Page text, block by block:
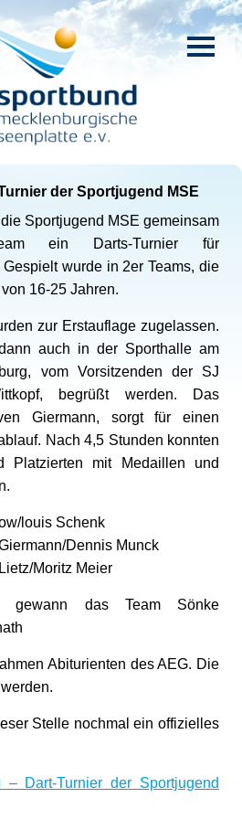
der Sportjugend MSE
Sportjugend MSE gemeinsam
ein Darts-Turnier für
wurde in 2er Teams, die
16-25 Jahren.
zur Erstauflage zugelassen.
auch in der Sporthalle am
vom Vorsitzenden der SJ
begrüßt werden. Das
Giermann, sorgt für einen
Nach 4,5 Stunden konnten
Platzierten mit Medaillen und
louis Schenk
Dennis Munck
Moritz Meier
gewann das Team Sönke
Abiturienten des AEG. Die
Stelle nochmal ein offizielles
Dart-Turnier der Sportjugend